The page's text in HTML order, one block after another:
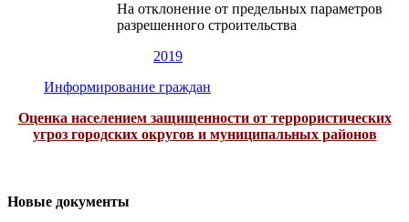
На отклонение от предельных параметров
разрешенного строительства
2019
Информирование граждан
Оценка населением защищенности от террористических
угроз городских округов и муниципальных районов
Новые документы